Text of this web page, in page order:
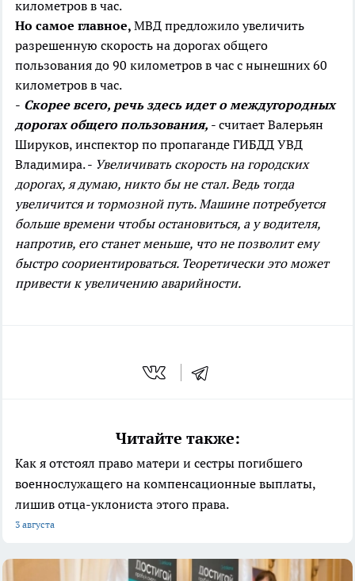
километров в час.
Но самое главное, МВД предложило увеличить
разрешенную скорость на дорогах общего
пользования до 90 километров в час с нынешних 60
километров в час.
- Скорее всего, речь здесь идет о междугородных
дорогах общего пользования, - считает Валерьян
Шируков, инспектор по пропаганде ГИБДД УВД
Владимира. - Увеличивать скорость на городских
дорогах, я думаю, никто бы не стал. Ведь тогда
увеличится и тормозной путь. Машине потребуется
больше времени чтобы остановиться, а у водителя,
напротив, его станет меньше, что не позволит ему
быстро соориентироваться. Теоретически это может
привести к увеличению аварийности.
Читайте также:
Как я отстоял право матери и сестры погибшего
военнослужащего на компенсационные выплаты,
лишив отца-уклониста этого права.
3 августа